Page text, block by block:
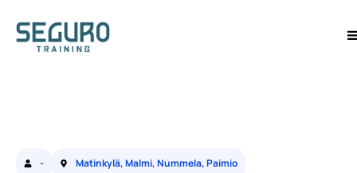
- Matinkylä, Malmi, Nummela, Paimio